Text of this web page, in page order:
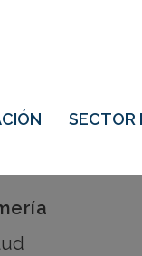
SECTOR